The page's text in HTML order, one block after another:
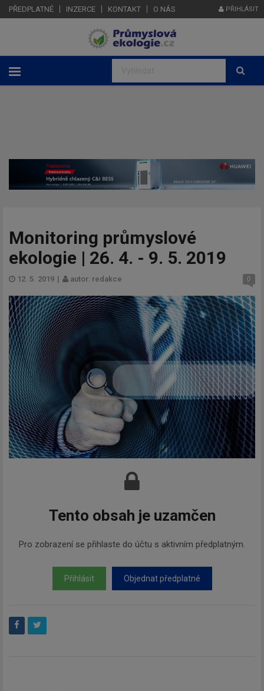
PŘEDPLATNÉ INZERCE KONTAKT O NÁS PŘIHLÁSIT
Monitoring průmyslové
ekologie | 26. 4. - 9. 5. 2019
12. 5. 2019 | autor: redakce 0
Tento obsah je uzamčen
Pro zobrazení se přihlaste do účtu s aktivním předplatným.
Přihlásit Objednat předplatné